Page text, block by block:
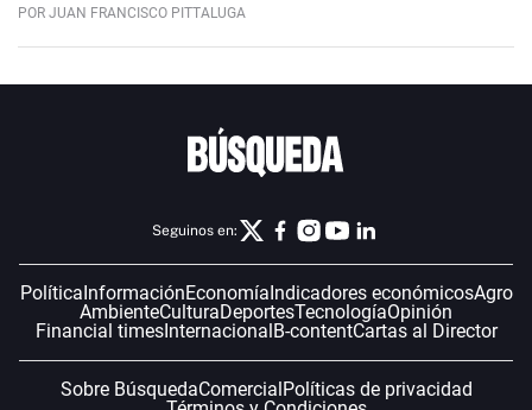
POR JUAN FRANCISCO PITTALUGA
Seguinos en:
PolíticaInformaciónEconomíaIndicadores económicosAgro
AmbienteCulturaDeportesTecnologíaOpinión
Financial timesInternacionalB-contentCartas al Director
Sobre BúsquedaComercialPolíticas de privacidad